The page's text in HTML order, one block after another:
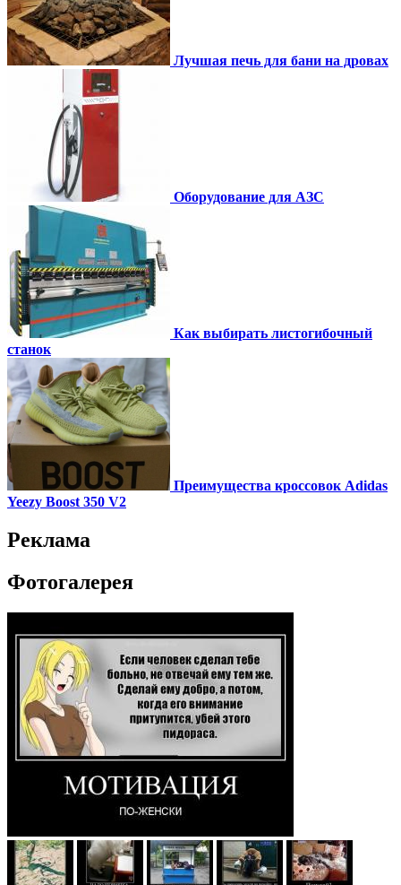
Лучшая печь для бани на дровах
Оборудование для АЗС
Как выбирать листогибочный
станок
Преимущества кроссовок Adidas
Yeezy Boost 350 V2
Реклама
Фотогалерея